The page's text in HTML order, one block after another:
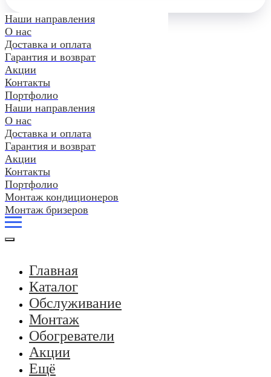
Наши направления
О нас
Доставка и оплата
Гарантия и возврат
Акции
Контакты
Портфолио
Наши направления
О нас
Доставка и оплата
Гарантия и возврат
Акции
Контакты
Портфолио
Монтаж кондиционеров
Монтаж бризеров
Главная
Каталог
Обслуживание
Монтаж
Обогреватели
Акции
Ещё